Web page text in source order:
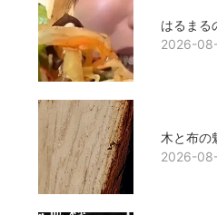
はるまる
2026-
木と布の
2026-